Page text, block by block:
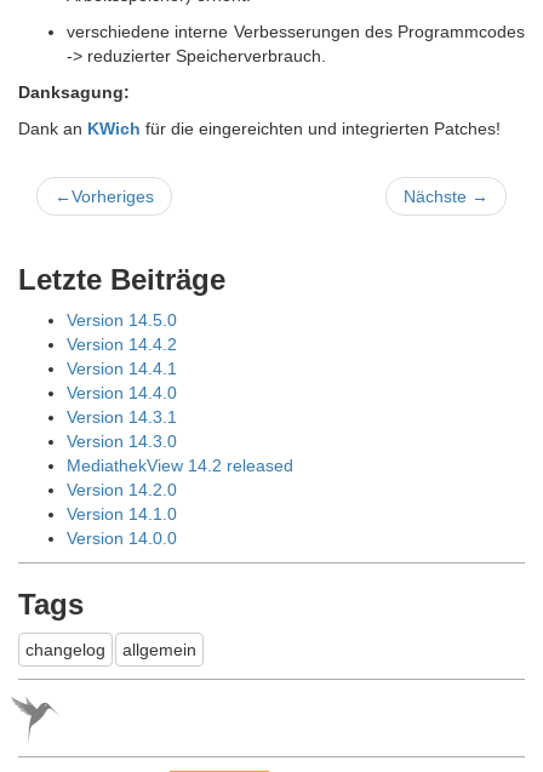
verschiedene interne Verbesserungen des Programmcodes
-> reduzierter Speicherverbrauch.
Danksagung:
Dank an KWich für die eingereichten und integrierten Patches!
←Vorheriges Nächste →
Letzte Beiträge
Version 14.5.0
Version 14.4.2
Version 14.4.1
Version 14.4.0
Version 14.3.1
Version 14.3.0
MediathekView 14.2 released
Version 14.2.0
Version 14.1.0
Version 14.0.0
Tags
changelog allgemein